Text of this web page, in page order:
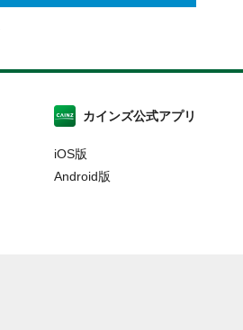
カインズ公式アプリ
iOS版
Android版